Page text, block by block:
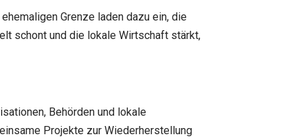
Grenze laden dazu ein, die
schont und die lokale Wirtschaft stärkt,
Behörden und lokale
Projekte zur Wiederherstellung